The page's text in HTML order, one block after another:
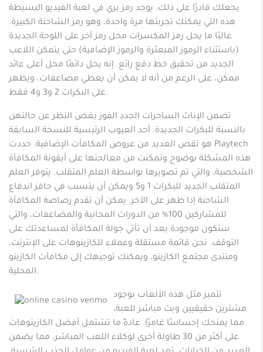
يجعلك قادرًا على ذلك. يوجد رمز بري في لعبة الفيديو البسيطة
هذه التي يمكنك تجربتها مرة واحدة، وهو رمز الشاحنة الكبيرة.
غالبًا ما يحل رمز المكسرات محل رمز آخر على اللوحة الجديدة
(باستثناء الرموز المبعثرة والرموز الإضافية) حتى يتمكن اللاعب
الجديد من تحقيق خط دفع رائع. إنه يحل دائمًا محل أعلى عائد
ممكن، على الرغم من أنه لا يمكن أن يعطي مضاعفات، ويظهر
على البكرات 2 و3 و4 فقط.
تضمن الإناث الساحرات الجدد الفوز بغض النظر عن حالتهن
بالنسبة للبكرات الجديدة. أحد العيوب الرئيسية للنسخة السابقة
هو نقص العديد من عروض المكافآت الإضافية. حددت Playtech
هذه المشكلة بوضوح وتمكنت من معالجتها على أيقونة المكافأة
الشخصية، والتي تم تصويرها بواسطة العلم المتقلب. يتوفر العلم
المتقلب الجديد للبكرات 1 و5 ويمكن أن يتسبب في حافز اندفاع
الشاحنة إذا ظهر على الآخر. يمكن أن تقدم رصاصة المكافأة
للمشاركين 100% من الدورات المجانية والمضاعفات، والتي
ستكون موجودة بعد أن تأتي جولة المكافأة لمساعدتك على
التوقف. نحن قائمة مستقلة وعملاء للكازينوهات على الإنترنت،
ومنتدى مجتمع الكازينو، ويمكنك توجيهك إلى مكافآت الكازينو
المحلية.
تتميز مثل هذه الألعاب بوجود
مشترين حقيقيين وبث مباشر للعبة،
مما يمنحك إحساسًا غامرًا. عادةً ما تشتمل أفضل الكازينوهات
على أكثر من 30 طاولة أخرى لوكلاء اللعب المباشر، مما يضمن